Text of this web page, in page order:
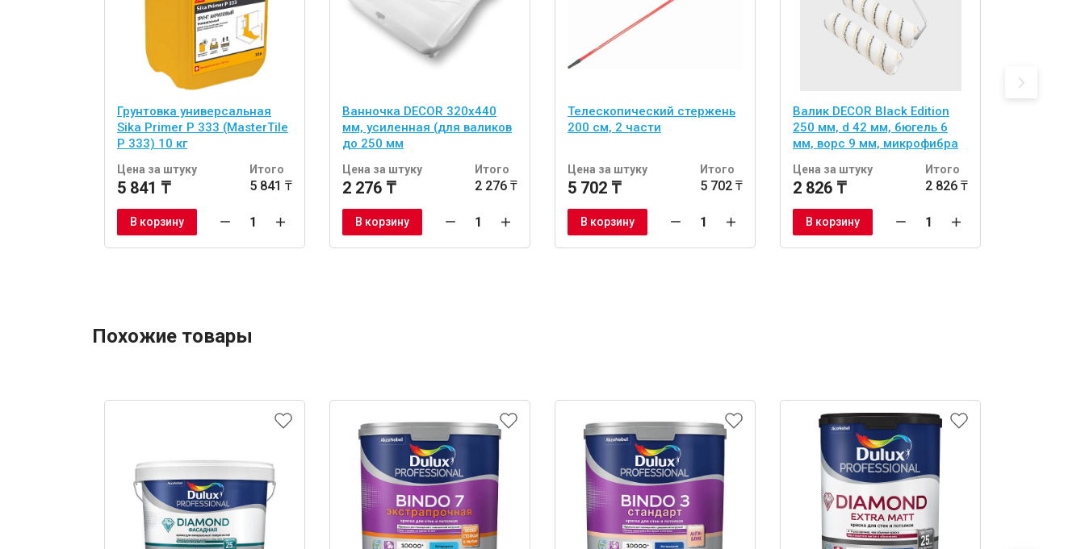
Грунтовка универсальная
Sika Primer P 333 (MasterTile
P 333) 10 кг
Цена за штуку
5 841 ₸
Итого
5 841 ₸
В корзину
Ванночка DECOR 320х440
мм, усиленная (для валиков
до 250 мм
Цена за штуку
2 276 ₸
Итого
2 276 ₸
В корзину
Телескопический стержень
200 см, 2 части
Цена за штуку
5 702 ₸
Итого
5 702 ₸
В корзину
Валик DECOR Black Edition
250 мм, d 42 мм, бюгель 6
мм, ворс 9 мм, микрофибра
Цена за штуку
2 826 ₸
Итого
2 826 ₸
В корзину
Похожие товары